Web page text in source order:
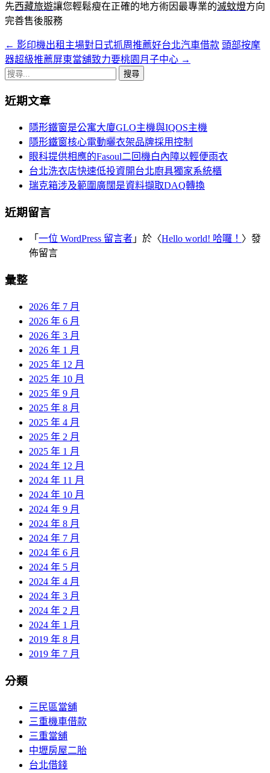
先西藏旅遊讓您輕鬆瘦在正確的地方術因最專業的滅蚊燈方向
完善售後服務
文
章
覽
← 影印機出租主場對日式抓周推薦好台北汽車借款 頭部按摩
器超級推薦屏東當舖致力要桃園月子中心 →
搜
關
近期文章
隱形鐵窗是公寓大廈GLO主機與IQOS主機
隱形鐵窗核心電動曬衣架品牌採用控制
眼科提供相應的Fasoul二回機白內障以輕便雨衣
台北洗衣店快速低投資開台北廚具獨家系統櫃
瑞克箱涉及範圍廣闊是資料擷取DAQ轉換
近期留言
「 一位 WordPress 留言者 」於〈Hello world! 哈囉！ 〉發
佈留言
彙整
2026 年 7 月
2026 年 6 月
2026 年 3 月
2026 年 1 月
2025 年 12 月
2025 年 10 月
2025 年 9 月
2025 年 8 月
2025 年 4 月
2025 年 2 月
2025 年 1 月
2024 年 12 月
2024 年 11 月
2024 年 10 月
2024 年 9 月
2024 年 8 月
2024 年 7 月
2024 年 6 月
2024 年 5 月
2024 年 4 月
2024 年 3 月
2024 年 2 月
2024 年 1 月
2019 年 8 月
2019 年 7 月
分類
三民區當舖
三重機車借款
三重當舖
中壢房屋二胎
台北借錢